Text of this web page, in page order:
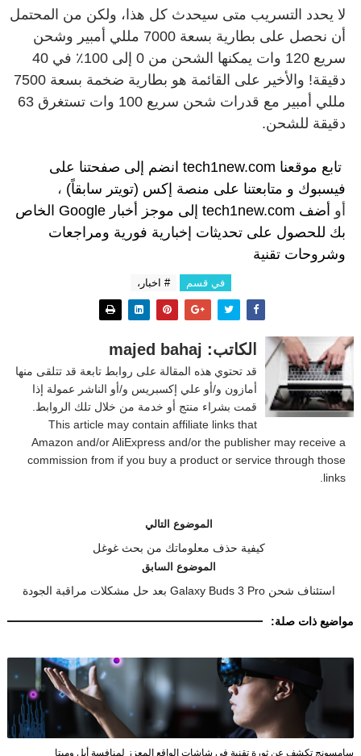
لا يحدد التسريب متى سيحدث كل هذا، ولكن من المحتمل
أن نحصل على بطارية بسعة 7000 مللي أمبير وشحن
سريع 120 وات يمكنها الشحن من 0 إلى 100٪ في 40
دقيقة! والأخير على القائمة هو بطارية ضخمة بسعة 7500
مللي أمبير مع قدرات شحن سريع 100 وات تستغرق 63
دقيقة للشحن.
تابع موقعنا tech1new.comانضم إلى صفحتنا على
فيسبوك و متابعتنا على منصة إكس (تويتر سابقاً) ،
أو
أضف tech1new.com إلى موجز أخبار Google الخاص
بك للحصول على تحديثات إخبارية فورية ومراجعات
وشروحات تقنية
في قسم # اخبار،
الكاتب: majed bahaj
قد تحتوي هذه المقالة على روابط تابعة قد تتلقى منها
أمازون و/أو علي إكسبريس و/أو الناشر عمولة إذا
قمت بشراء منتج أو خدمة من خلال تلك الروابط.
This article may contain affiliate links that
Amazon and/or AliExpress and/or the publisher may receive a
commission from if you buy a product or service through those
links.
الموضوع التالي
كيفية حذف معلوماتك من بحث غوغل
الموضوع السابق
استئناف شحن Galaxy Buds 3 Pro بعد حل مشكلات مراقبة الجودة
مواضيع ذات صلة:
سامسونج تكشف عن ثورة تقنية في شاشات الواقع المعزز لمنافسة أبل وميتا